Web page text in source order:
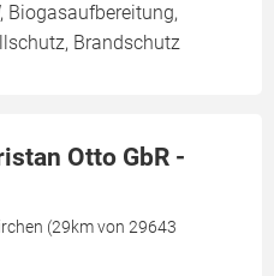
Biogasaufbereitung,
Brandschutz
Otto GbR -
(29km von 29643